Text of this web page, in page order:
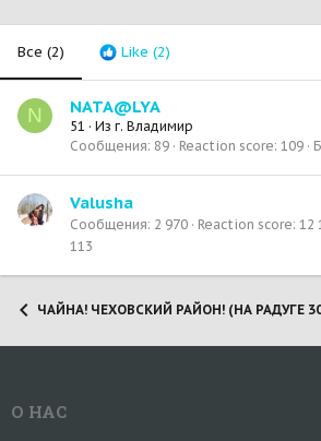
Все (2) Like (2)
N NATA@LYA
51 · Из г. Владимир
Сообщения 89 Reaction score 109
Valusha
Сообщения 2 970 Reaction score 12
113
ЧАЙНА! ЧЕХОВСКИЙ РАЙОН! (НА РАДУГЕ
О НАС